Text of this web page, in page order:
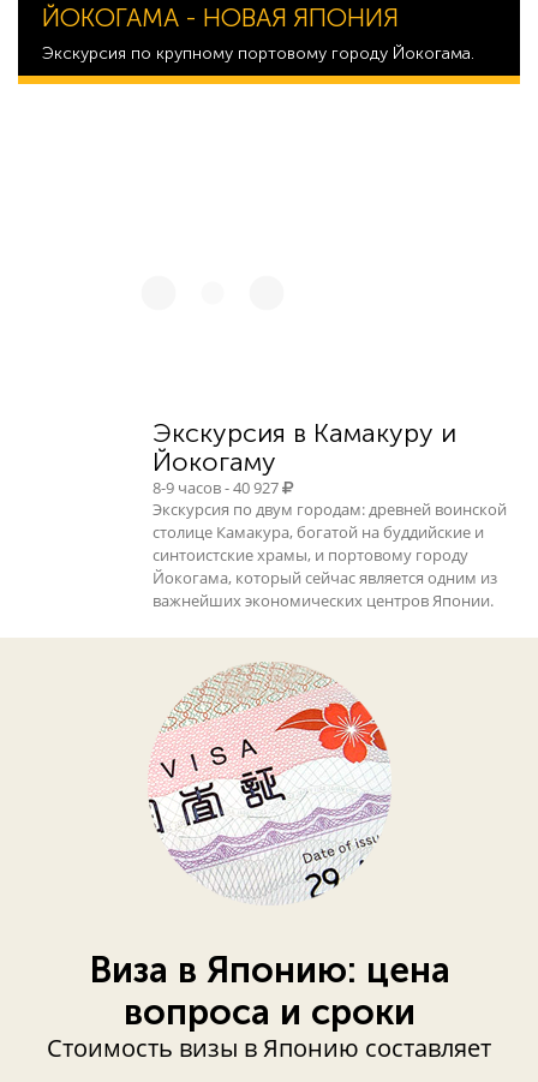
ЙОКОГАМА - НОВАЯ ЯПОНИЯ
Экскурсия по крупному портовому городу Йокогама.
Экскурсия в Камакуру и
Йокогаму
8-9 часов - 40 927
Экскурсия по двум городам: древней воинской
столице Камакура, богатой на буддийские и
синтоистские храмы, и портовому городу
Йокогама, который сейчас является одним из
важнейших экономических центров Японии.
Виза в Японию: цена
вопроса и сроки
Стоимость визы в Японию составляет